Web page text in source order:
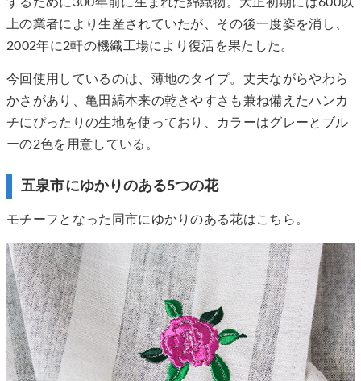
上の業者により生産されていたが、その後一度姿を消し、
2002年に2軒の機織工場により復活を果たした。
今回使用しているのは、薄地のタイプ。丈夫ながらやわら
かさがあり、亀田縞本来の乾きやすさも兼ね備えたハンカ
チにぴったりの生地を使っており、カラーはグレーとブル
ーの2色を用意している。
五泉市にゆかりのある5つの花
モチーフとなった同市にゆかりのある花はこちら。